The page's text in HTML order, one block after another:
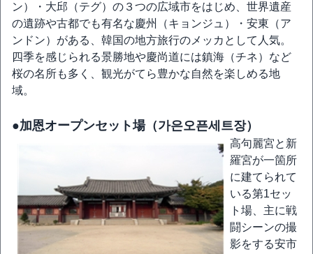
ン）・大邱（テグ）の３つの広域市をはじめ、世界遺産
の遺跡や古都でも有名な慶州（キョンジュ）・安東（ア
ンドン）がある、韓国の地方旅行のメッカとして人気。
四季を感じられる景勝地や慶尚道には鎮海（チネ）など
桜の名所も多く、観光がてら豊かな自然を楽しめる地
域。
●加恩オープンセット場（가은오픈세트장）
高句麗宮と新
羅宮が一箇所
に建てられて
いる第1セッ
ト場、主に戦
闘シーンの撮
影をする安市